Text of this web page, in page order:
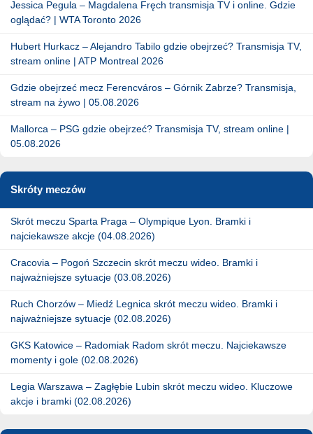
Jessica Pegula – Magdalena Fręch transmisja TV i online. Gdzie
oglądać? | WTA Toronto 2026
Hubert Hurkacz – Alejandro Tabilo gdzie obejrzeć? Transmisja TV,
stream online | ATP Montreal 2026
Gdzie obejrzeć mecz Ferencváros – Górnik Zabrze? Transmisja,
stream na żywo | 05.08.2026
Mallorca – PSG gdzie obejrzeć? Transmisja TV, stream online |
05.08.2026
Skróty meczów
Skrót meczu Sparta Praga – Olympique Lyon. Bramki i
najciekawsze akcje (04.08.2026)
Cracovia – Pogoń Szczecin skrót meczu wideo. Bramki i
najważniejsze sytuacje (03.08.2026)
Ruch Chorzów – Miedź Legnica skrót meczu wideo. Bramki i
najważniejsze sytuacje (02.08.2026)
GKS Katowice – Radomiak Radom skrót meczu. Najciekawsze
momenty i gole (02.08.2026)
Legia Warszawa – Zagłębie Lubin skrót meczu wideo. Kluczowe
akcje i bramki (02.08.2026)